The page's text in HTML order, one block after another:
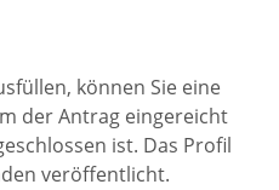
können Sie eine
der Antrag eingereicht
ist. Das Profil
veröffentlicht.